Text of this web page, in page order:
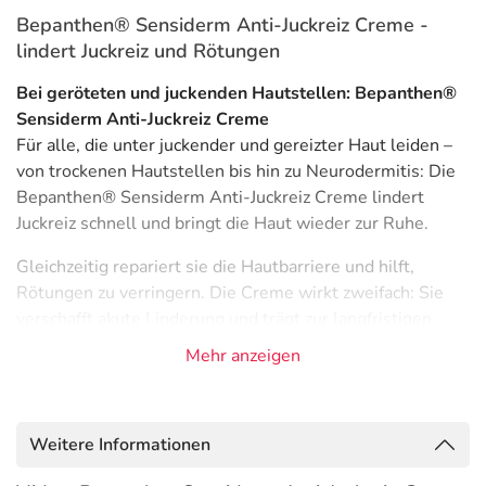
Bepanthen® Sensiderm Anti-Juckreiz Creme -
lindert Juckreiz und Rötungen
Bei geröteten und juckenden Hautstellen: Bepanthen®
Sensiderm Anti-Juckreiz Creme
Für alle, die unter juckender und gereizter Haut leiden –
von trockenen Hautstellen bis hin zu Neurodermitis: Die
Bepanthen® Sensiderm Anti-Juckreiz Creme lindert
Juckreiz schnell und bringt die Haut wieder zur Ruhe.
Gleichzeitig repariert sie die Hautbarriere und hilft,
Rötungen zu verringern. Die Creme wirkt zweifach: Sie
Regeneration der Haut bei.
erhältlich in zwei Packungsgrößen – praktisch für
Mehr anzeigen
Weitere Informationen